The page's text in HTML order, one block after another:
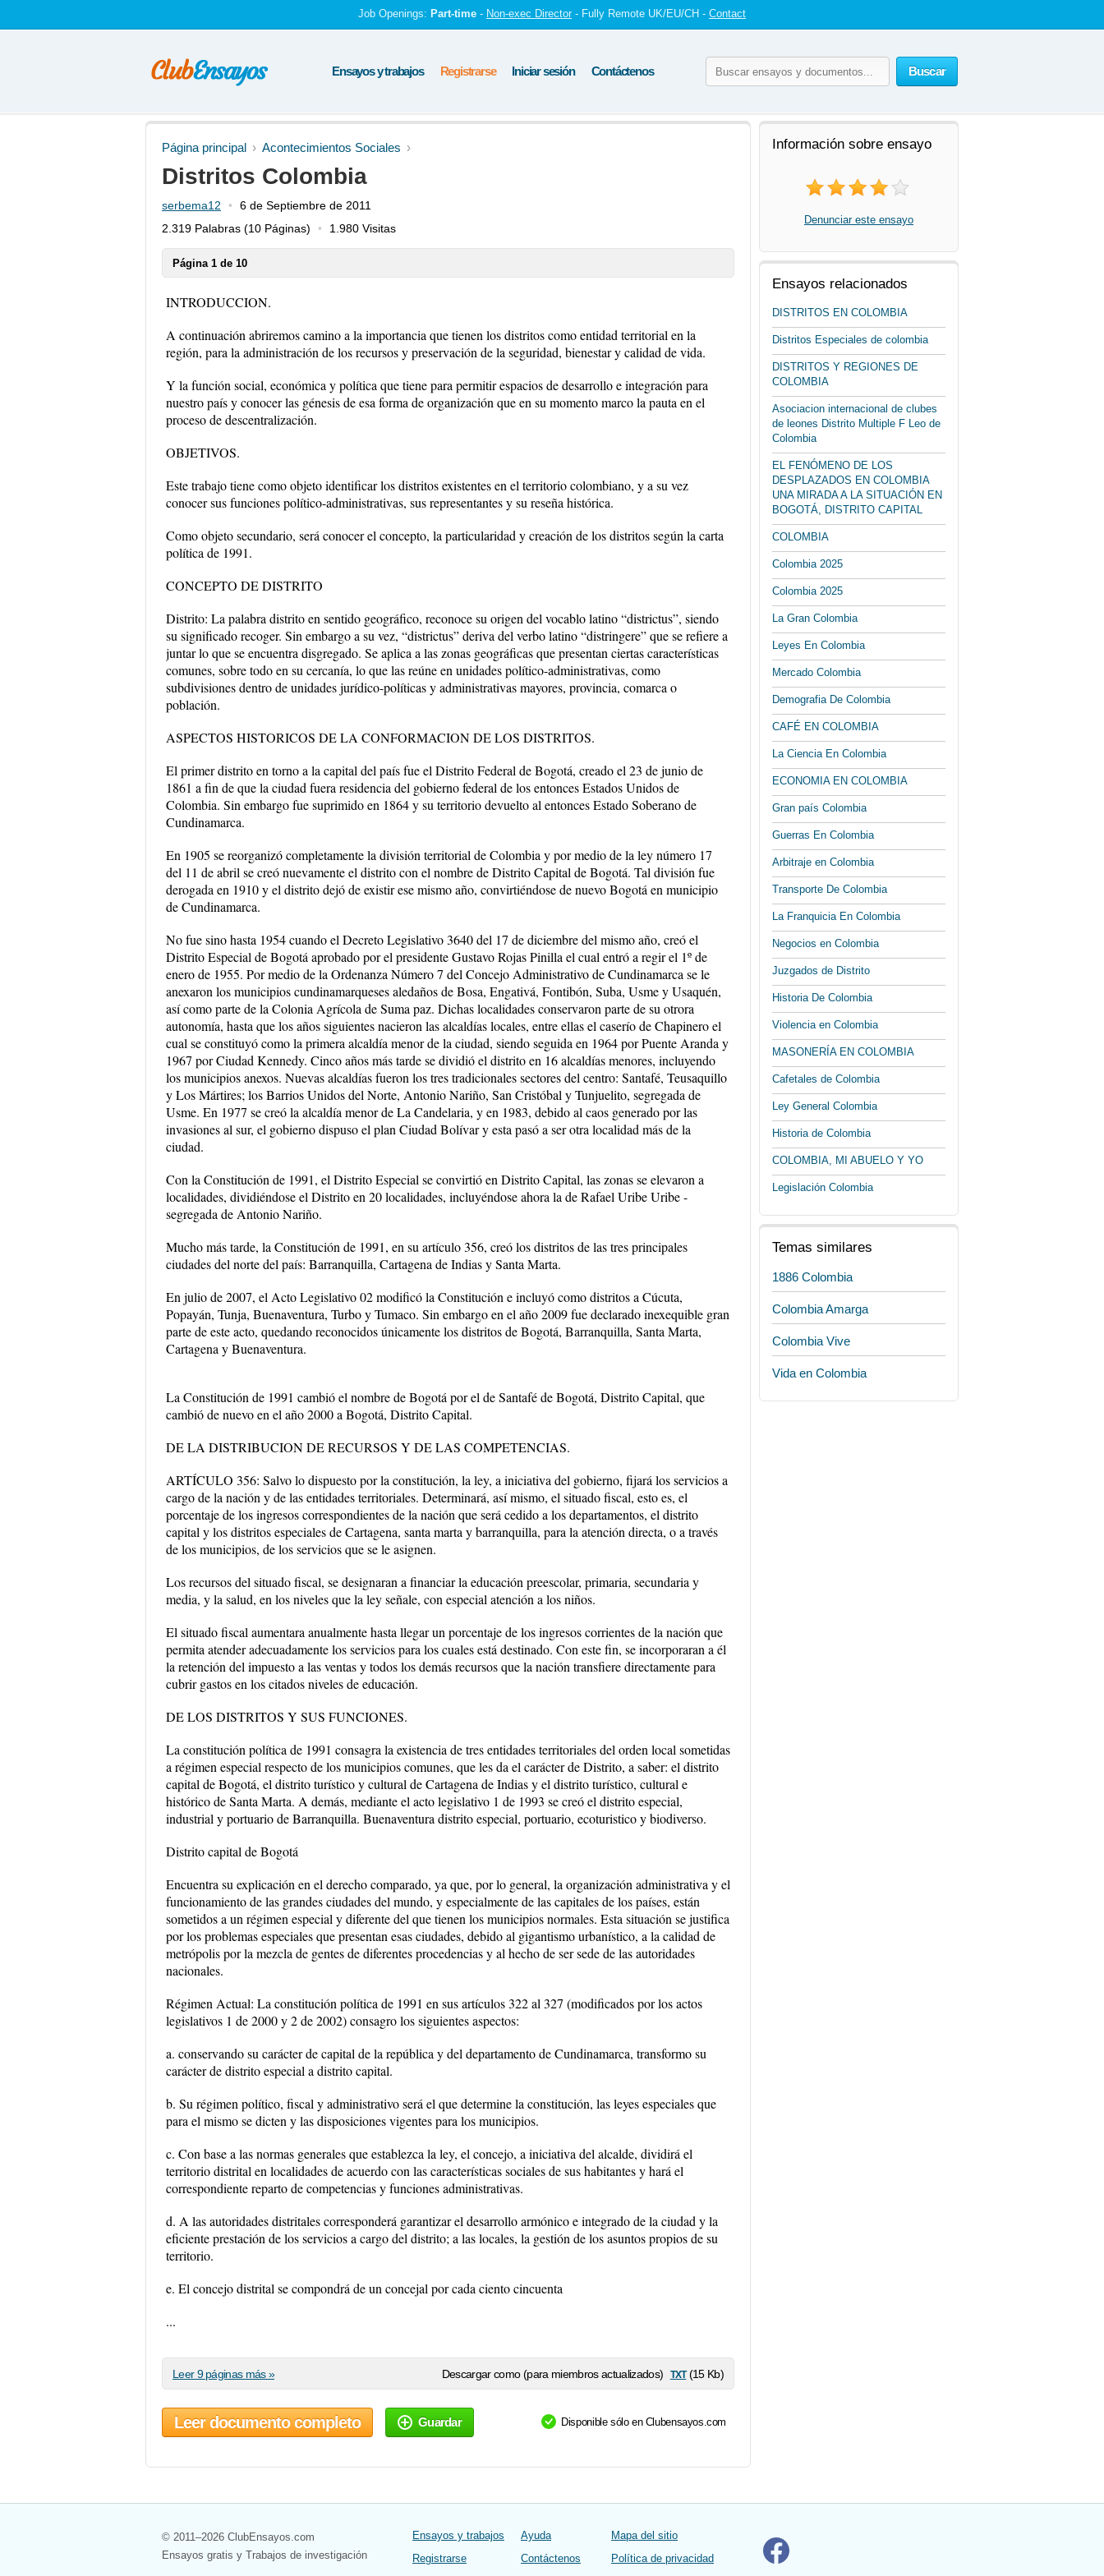
Job Openings: Part-time - Non-exec Director - Fully Remote UK/EU/CH - Contact
Buscar
Ensayos y trabajos Registrarse Iniciar sesión Contáctenos
Página principal Acontecimientos Sociales
Distritos Colombia
serbema12
6 de Septiembre de 2011
2.319 Palabras (10 Páginas) 1.980 Visitas
Página 1 de 10
INTRODUCCION.
A continuación abriremos camino a la importancia que tienen los distritos como entidad territorial en la
región, para la administración de los recursos y preservación de la seguridad, bienestar y calidad de vida.
Y la función social, económica y política que tiene para permitir espacios de desarrollo e integración para
nuestro país y conocer las génesis de esa forma de organización que en su momento marco la pauta en el
proceso de descentralización.
OBJETIVOS.
Este trabajo tiene como objeto identificar los distritos existentes en el territorio colombiano, y a su vez
conocer sus funciones político-administrativas, sus representantes y su reseña histórica.
Como objeto secundario, será conocer el concepto, la particularidad y creación de los distritos según la carta
política de 1991.
CONCEPTO DE DISTRITO
Distrito: La palabra distrito en sentido geográfico, reconoce su origen del vocablo latino “districtus”, siendo
su significado recoger. Sin embargo a su vez, “districtus” deriva del verbo latino “distringere” que se refiere a
juntar lo que se encuentra disgregado. Se aplica a las zonas geográficas que presentan ciertas características
comunes, sobre todo en su cercanía, lo que las reúne en unidades político-administrativas, como
subdivisiones dentro de unidades jurídico-políticas y administrativas mayores, provincia, comarca o
población.
ASPECTOS HISTORICOS DE LA CONFORMACION DE LOS DISTRITOS.
El primer distrito en torno a la capital del país fue el Distrito Federal de Bogotá, creado el 23 de junio de
1861 a fin de que la ciudad fuera residencia del gobierno federal de los entonces Estados Unidos de
Colombia. Sin embargo fue suprimido en 1864 y su territorio devuelto al entonces Estado Soberano de
Cundinamarca.
En 1905 se reorganizó completamente la división territorial de Colombia y por medio de la ley número 17
del 11 de abril se creó nuevamente el distrito con el nombre de Distrito Capital de Bogotá. Tal división fue
derogada en 1910 y el distrito dejó de existir ese mismo año, convirtiéndose de nuevo Bogotá en municipio
de Cundinamarca.
No fue sino hasta 1954 cuando el Decreto Legislativo 3640 del 17 de diciembre del mismo año, creó el
Distrito Especial de Bogotá aprobado por el presidente Gustavo Rojas Pinilla el cual entró a regir el 1º de
enero de 1955. Por medio de la Ordenanza Número 7 del Concejo Administrativo de Cundinamarca se le
anexaron los municipios cundinamarqueses aledaños de Bosa, Engativá, Fontibón, Suba, Usme y Usaquén,
así como parte de la Colonia Agrícola de Suma paz. Dichas localidades conservaron parte de su otrora
autonomía, hasta que los años siguientes nacieron las alcaldías locales, entre ellas el caserío de Chapinero el
cual se constituyó como la primera alcaldía menor de la ciudad, siendo seguida en 1964 por Puente Aranda y
1967 por Ciudad Kennedy. Cinco años más tarde se dividió el distrito en 16 alcaldías menores, incluyendo
los municipios anexos. Nuevas alcaldías fueron los tres tradicionales sectores del centro: Santafé, Teusaquillo
y Los Mártires; los Barrios Unidos del Norte, Antonio Nariño, San Cristóbal y Tunjuelito, segregada de
Usme. En 1977 se creó la alcaldía menor de La Candelaria, y en 1983, debido al caos generado por las
invasiones al sur, el gobierno dispuso el plan Ciudad Bolívar y esta pasó a ser otra localidad más de la
ciudad.
Con la Constitución de 1991, el Distrito Especial se convirtió en Distrito Capital, las zonas se elevaron a
localidades, dividiéndose el Distrito en 20 localidades, incluyéndose ahora la de Rafael Uribe Uribe -
segregada de Antonio Nariño.
Mucho más tarde, la Constitución de 1991, en su artículo 356, creó los distritos de las tres principales
ciudades del norte del país: Barranquilla, Cartagena de Indias y Santa Marta.
En julio de 2007, el Acto Legislativo 02 modificó la Constitución e incluyó como distritos a Cúcuta,
Popayán, Tunja, Buenaventura, Turbo y Tumaco. Sin embargo en el año 2009 fue declarado inexequible gran
parte de este acto, quedando reconocidos únicamente los distritos de Bogotá, Barranquilla, Santa Marta,
Cartagena y Buenaventura.
La Constitución de 1991 cambió el nombre de Bogotá por el de Santafé de Bogotá, Distrito Capital, que
cambió de nuevo en el año 2000 a Bogotá, Distrito Capital.
DE LA DISTRIBUCION DE RECURSOS Y DE LAS COMPETENCIAS.
ARTÍCULO 356: Salvo lo dispuesto por la constitución, la ley, a iniciativa del gobierno, fijará los servicios a
cargo de la nación y de las entidades territoriales. Determinará, así mismo, el situado fiscal, esto es, el
porcentaje de los ingresos correspondientes de la nación que será cedido a los departamentos, el distrito
capital y los distritos especiales de Cartagena, santa marta y barranquilla, para la atención directa, o a través
de los municipios, de los servicios que se le asignen.
Los recursos del situado fiscal, se designaran a financiar la educación preescolar, primaria, secundaria y
media, y la salud, en los niveles que la ley señale, con especial atención a los niños.
El situado fiscal aumentara anualmente hasta llegar un porcentaje de los ingresos corrientes de la nación que
permita atender adecuadamente los servicios para los cuales está destinado. Con este fin, se incorporaran a él
la retención del impuesto a las ventas y todos los demás recursos que la nación transfiere directamente para
cubrir gastos en los citados niveles de educación.
DE LOS DISTRITOS Y SUS FUNCIONES.
La constitución política de 1991 consagra la existencia de tres entidades territoriales del orden local sometidas
a régimen especial respecto de los municipios comunes, que les da el carácter de Distrito, a saber: el distrito
capital de Bogotá, el distrito turístico y cultural de Cartagena de Indias y el distrito turístico, cultural e
histórico de Santa Marta. A demás, mediante el acto legislativo 1 de 1993 se creó el distrito especial,
industrial y portuario de Barranquilla. Buenaventura distrito especial, portuario, ecoturistico y biodiverso.
Distrito capital de Bogotá
Encuentra su explicación en el derecho comparado, ya que, por lo general, la organización administrativa y el
funcionamiento de las grandes ciudades del mundo, y especialmente de las capitales de los países, están
sometidos a un régimen especial y diferente del que tienen los municipios normales. Esta situación se justifica
por los problemas especiales que presentan esas ciudades, debido al gigantismo urbanístico, a la calidad de
metrópolis por la mezcla de gentes de diferentes procedencias y al hecho de ser sede de las autoridades
nacionales.
Régimen Actual: La constitución política de 1991 en sus artículos 322 al 327 (modificados por los actos
legislativos 1 de 2000 y 2 de 2002) consagro los siguientes aspectos:
a. conservando su carácter de capital de la república y del departamento de Cundinamarca, transformo su
carácter de distrito especial a distrito capital.
b. Su régimen político, fiscal y administrativo será el que determine la constitución, las leyes especiales que
para el mismo se dicten y las disposiciones vigentes para los municipios.
c. Con base a las normas generales que establezca la ley, el concejo, a iniciativa del alcalde, dividirá el
territorio distrital en localidades de acuerdo con las características sociales de sus habitantes y hará el
correspondiente reparto de competencias y funciones administrativas.
d. A las autoridades distritales corresponderá garantizar el desarrollo armónico e integrado de la ciudad y la
eficiente prestación de los servicios a cargo del distrito; a las locales, la gestión de los asuntos propios de su
territorio.
e. El concejo distrital se compondrá de un concejal por cada ciento cincuenta
...
Descargar como (para miembros actualizados) txt(15 Kb)
Leer 9 páginas más »
Leer documento completo Guardar Disponible sólo en Clubensayos.com
Información sobre ensayo
Denunciar este ensayo
Ensayos relacionados
DISTRITOS EN COLOMBIA
Distritos Especiales de colombia
DISTRITOS Y REGIONES DE
COLOMBIA
Asociacion internacional de clubes
de leones Distrito Multiple F Leo de
Colombia
EL FENÓMENO DE LOS
DESPLAZADOS EN COLOMBIA
UNA MIRADA A LA SITUACIÓN EN
BOGOTÁ, DISTRITO CAPITAL
COLOMBIA
Colombia 2025
Colombia 2025
La Gran Colombia
Leyes En Colombia
Mercado Colombia
Demografia De Colombia
CAFÉ EN COLOMBIA
La Ciencia En Colombia
ECONOMIA EN COLOMBIA
Gran país Colombia
Guerras En Colombia
Arbitraje en Colombia
Transporte De Colombia
La Franquicia En Colombia
Negocios en Colombia
Juzgados de Distrito
Historia De Colombia
Violencia en Colombia
MASONERÍA EN COLOMBIA
Cafetales de Colombia
Ley General Colombia
Historia de Colombia
COLOMBIA, MI ABUELO Y YO
Legislación Colombia
Temas similares
1886 Colombia
Colombia Amarga
Colombia Vive
Vida en Colombia
© 2011–2026 ClubEnsayos.com
Ensayos gratis y Trabajos de investigación
Ensayos y trabajos
Registrarse
Ayuda
Contáctenos
Mapa del sitio
Política de privacidad